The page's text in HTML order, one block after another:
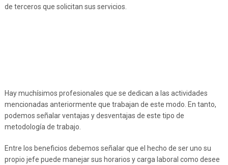
de terceros que solicitan sus servicios.
Hay muchísimos profesionales que se dedican a las actividades
mencionadas anteriormente que trabajan de este modo. En tanto,
podemos señalar ventajas y desventajas de este tipo de
metodología de trabajo.
Entre los beneficios debemos señalar que el hecho de ser uno su
propio jefe puede manejar sus horarios y carga laboral como desee